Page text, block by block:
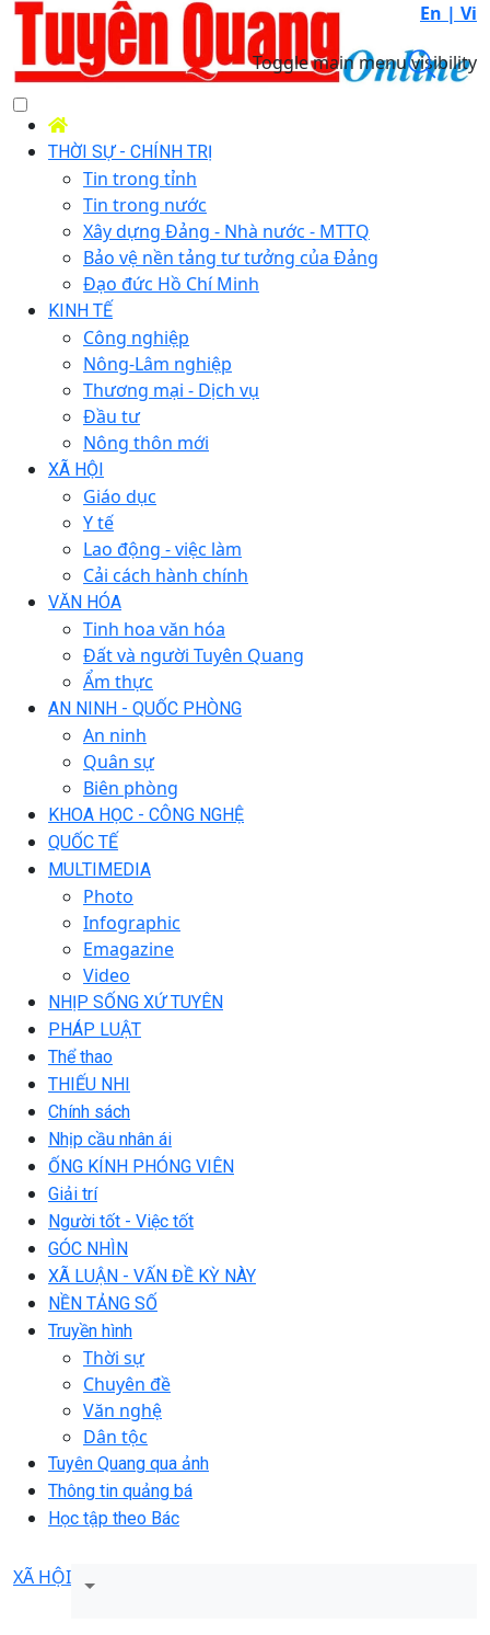
En | Vi
Toggle main menu visibility
THỜI SỰ - CHÍNH TRỊ
Tin trong tỉnh
Tin trong nước
Xây dựng Đảng - Nhà nước - MTTQ
Bảo vệ nền tảng tư tưởng của Đảng
Đạo đức Hồ Chí Minh
KINH TẾ
Công nghiệp
Nông-Lâm nghiệp
Thương mại - Dịch vụ
Đầu tư
Nông thôn mới
XÃ HỘI
Giáo dục
Y tế
Lao động - việc làm
Cải cách hành chính
VĂN HÓA
Tinh hoa văn hóa
Đất và người Tuyên Quang
Ẩm thực
AN NINH - QUỐC PHÒNG
An ninh
Quân sự
Biên phòng
KHOA HỌC - CÔNG NGHỆ
QUỐC TẾ
MULTIMEDIA
Photo
Infographic
Emagazine
Video
NHỊP SỐNG XỨ TUYÊN
PHÁP LUẬT
Thể thao
THIẾU NHI
Chính sách
Nhịp cầu nhân ái
ỐNG KÍNH PHÓNG VIÊN
Giải trí
Người tốt - Việc tốt
GÓC NHÌN
XÃ LUẬN - VẤN ĐỀ KỲ NÀY
NỀN TẢNG SỐ
Truyền hình
Thời sự
Chuyên đề
Văn nghệ
Dân tộc
Tuyên Quang qua ảnh
Thông tin quảng bá
Học tập theo Bác
XÃ HỘI